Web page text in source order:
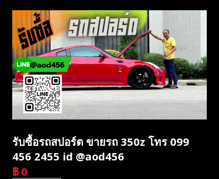
รับซื้อรถสปอร์ต ขายรถ 350z โทร 099
456 2455 id @aod456
฿ 0